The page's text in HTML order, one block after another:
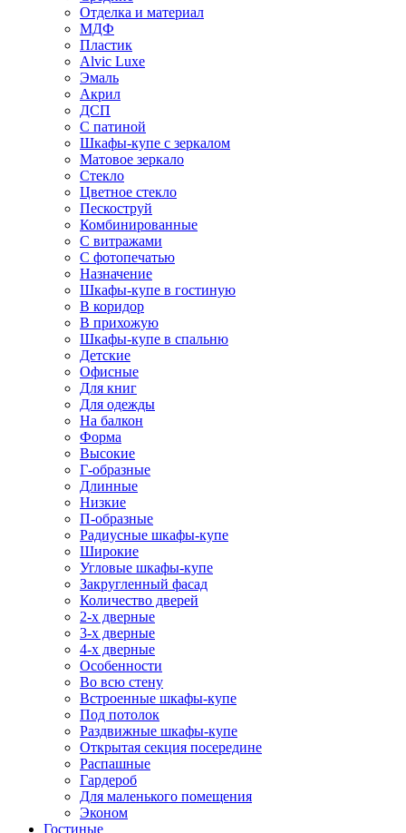
Отделка и материал
МДФ
Пластик
Alvic Luxe
Эмаль
Акрил
ДСП
С патиной
Шкафы-купе с зеркалом
Матовое зеркало
Стекло
Цветное стекло
Пескоструй
Комбинированные
С витражами
С фотопечатью
Назначение
Шкафы-купе в гостиную
В коридор
В прихожую
Шкафы-купе в спальню
Детские
Офисные
Для книг
Для одежды
На балкон
Форма
Высокие
Г-образные
Длинные
Низкие
П-образные
Радиусные шкафы-купе
Широкие
Угловые шкафы-купе
Закругленный фасад
Количество дверей
2-х дверные
3-х дверные
4-х дверные
Особенности
Во всю стену
Встроенные шкафы-купе
Под потолок
Раздвижные шкафы-купе
Открытая секция посередине
Распашные
Гардероб
Для маленького помещения
Эконом
Гостиные